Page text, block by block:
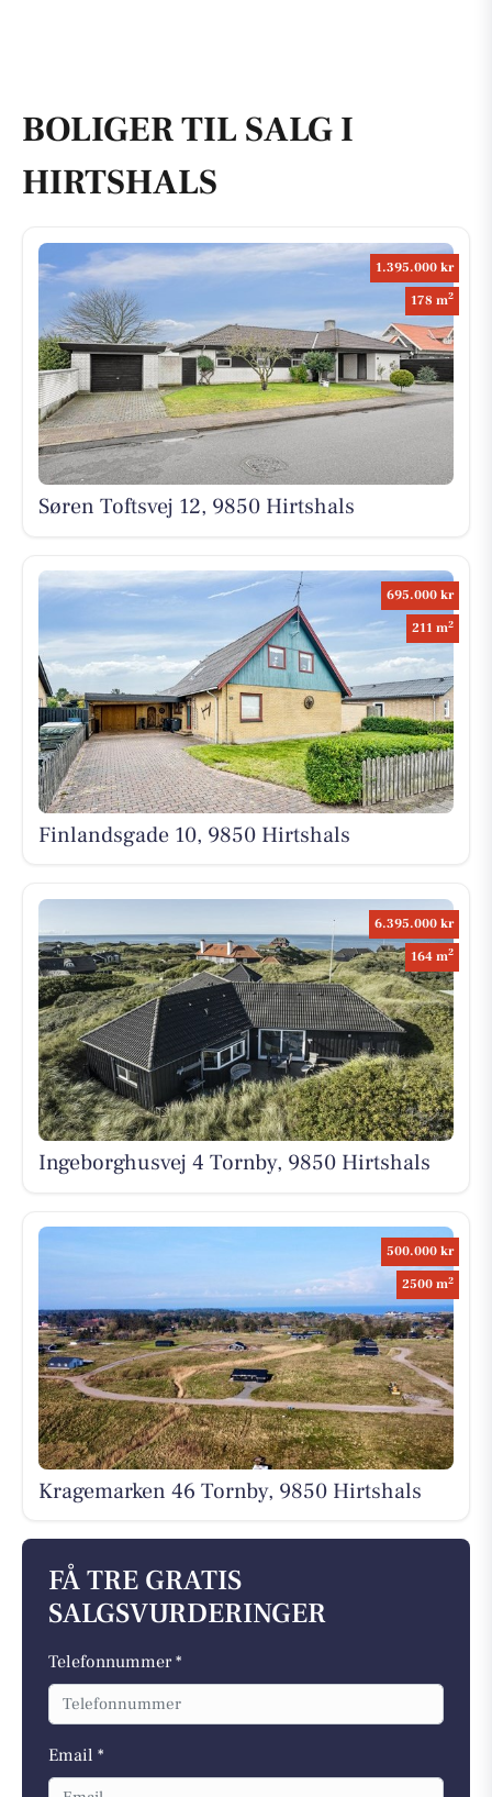
BOLIGER TIL SALG I
HIRTSHALS
1.395.000 kr
178 m2
Søren Toftsvej 12, 9850 Hirtshals
695.000 kr
211 m2
Finlandsgade 10, 9850 Hirtshals
6.395.000 kr
164 m2
Ingeborghusvej 4 Tornby, 9850 Hirtshals
500.000 kr
2500 m2
Kragemarken 46 Tornby, 9850 Hirtshals
FÅ TRE GRATIS
SALGSVURDERINGER
Telefonnummer *
Email *